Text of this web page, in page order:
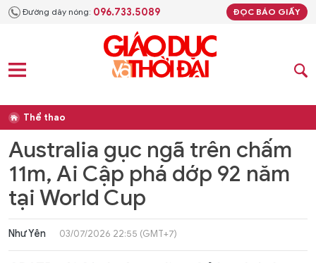
Đường dây nóng: 096.733.5089 ĐỌC BÁO GIẤY
Thể thao
Australia gục ngã trên chấm
11m, Ai Cập phá dớp 92 năm
tại World Cup
Như Yên 03/07/2026 22:55 (GMT+7)